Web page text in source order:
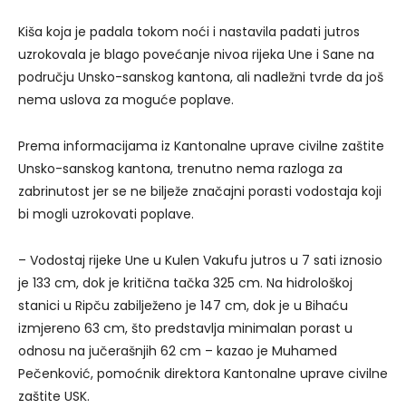
Kiša koja je padala tokom noći i nastavila padati jutros
uzrokovala je blago povećanje nivoa rijeka Une i Sane na
području Unsko-sanskog kantona, ali nadležni tvrde da još
nema uslova za moguće poplave.
Prema informacijama iz Kantonalne uprave civilne zaštite
Unsko-sanskog kantona, trenutno nema razloga za
zabrinutost jer se ne bilježe značajni porasti vodostaja koji
bi mogli uzrokovati poplave.
– Vodostaj rijeke Une u Kulen Vakufu jutros u 7 sati iznosio
je 133 cm, dok je kritična tačka 325 cm. Na hidrološkoj
stanici u Ripču zabilježeno je 147 cm, dok je u Bihaću
izmjereno 63 cm, što predstavlja minimalan porast u
odnosu na jučerašnjih 62 cm – kazao je Muhamed
Pečenković, pomoćnik direktora Kantonalne uprave civilne
zaštite USK.